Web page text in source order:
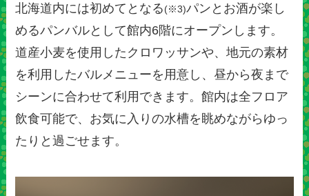
北海道内には初めてとなる(※3)パンとお酒が楽し
めるパンバルとして館内6階にオープンします。
道産小麦を使用したクロワッサンや、地元の素材
を利用したバルメニューを用意し、昼から夜まで
シーンに合わせて利用できます。館内は全フロア
飲食可能で、お気に入りの水槽を眺めながらゆっ
たりと過ごせます。